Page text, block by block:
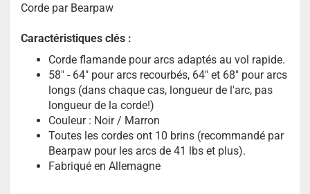
Corde par Bearpaw
Caractéristiques clés :
Corde flamande pour arcs adaptés au vol rapide.
58" - 64" pour arcs recourbés, 64" et 68" pour arcs
longs (dans chaque cas, longueur de l'arc, pas
longueur de la corde!)
Couleur : Noir / Marron
Toutes les cordes ont 10 brins (recommandé par
Bearpaw pour les arcs de 41 lbs et plus).​
Fabriqué en Allemagne